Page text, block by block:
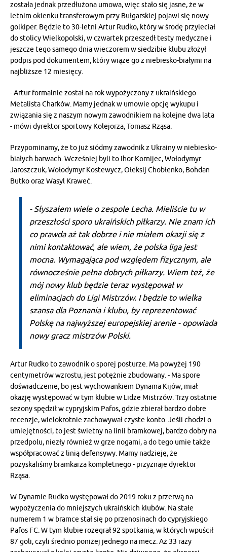
została jednak przedłużona umowa, więc stało się jasne, że w
letnim okienku transferowym przy Bułgarskiej pojawi się nowy
golkiper. Będzie to 30-letni Artur Rudko, który w środę przyleciał
do stolicy Wielkopolski, w czwartek przeszedł testy medyczne i
jeszcze tego samego dnia wieczorem w siedzibie klubu złożył
podpis pod dokumentem, który wiąże go z niebiesko-białymi na
najbliższe 12 miesięcy.
- Artur formalnie został na rok wypożyczony z ukraińskiego
Metalista Charków. Mamy jednak w umowie opcję wykupu i
związania się z naszym nowym zawodnikiem na kolejne dwa lata
- mówi dyrektor sportowy Kolejorza, Tomasz Rząsa.
Przypominamy, że to już siódmy zawodnik z Ukrainy w niebiesko-
białych barwach. Wcześniej byli to Ihor Kornijec, Wołodymyr
Jaroszczuk, Wołodymyr Kostewycz, Ołeksij Chobłenko, Bohdan
Butko oraz Wasyl Kraweć.
- Słyszałem wiele o zespole Lecha. Mieliście tu w
przeszłości sporo ukraińskich piłkarzy. Nie znam ich
co prawda aż tak dobrze i nie miałem okazji się z
nimi kontaktować, ale wiem, że polska liga jest
mocna. Wymagająca pod względem fizycznym, ale
równocześnie pełna dobrych piłkarzy. Wiem też, że
mój nowy klub będzie teraz występował w
eliminacjach do Ligi Mistrzów. I będzie to wielka
szansa dla Poznania i klubu, by reprezentować
Polskę na najwyższej europejskiej arenie - opowiada
nowy gracz mistrzów Polski.
Artur Rudko to zawodnik o sporej posturze. Ma powyżej 190
centymetrów wzrostu, jest potężnie zbudowany. - Ma spore
doświadczenie, bo jest wychowankiem Dynama Kijów, miał
okazję występować w tym klubie w Lidze Mistrzów. Trzy ostatnie
sezony spędził w cypryjskim Pafos, gdzie zbierał bardzo dobre
recenzje, wielokrotnie zachowywał czyste konto. Jeśli chodzi o
umiejętności, to jest świetny na linii bramkowej, bardzo dobry na
przedpolu, niezły również w grze nogami, a do tego umie także
współpracować z linią defensywy. Mamy nadzieję, że
pozyskaliśmy bramkarza kompletnego - przyznaje dyrektor
Rząsa.
W Dynamie Rudko występował do 2019 roku z przerwą na
wypożyczenia do mniejszych ukraińskich klubów. Na stałe
numerem 1 w bramce stał się po przenosinach do cypryjskiego
Pafos FC. W tym klubie rozegrał 92 spotkania, w których wpuścił
87 goli, czyli średnio poniżej jednego na mecz. Aż 33 razy